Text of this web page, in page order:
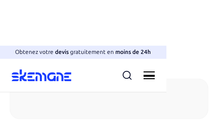
Obtenez votre devisgratuitement enmoins de 24h